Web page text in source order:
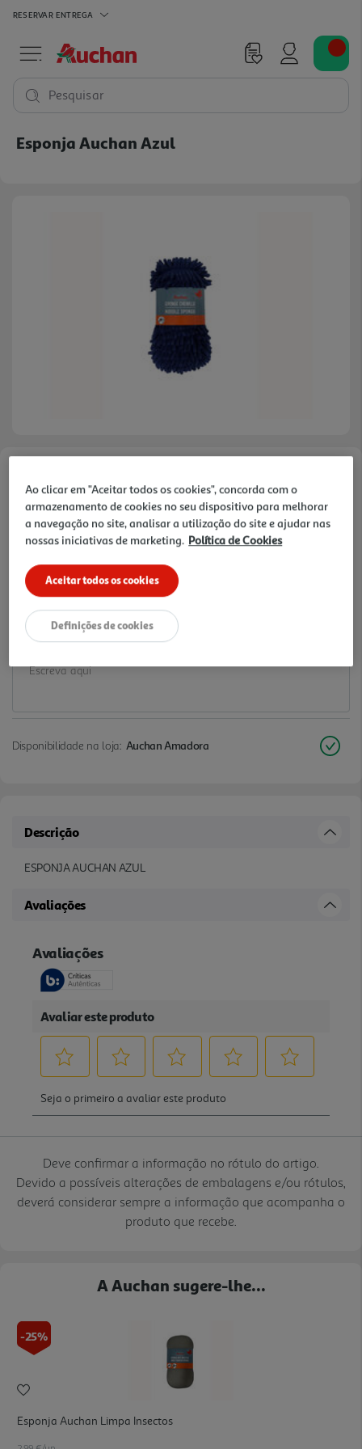
RESERVAR ENTREGA
Pesquisar
Esponja Auchan Azul
Ref. / EAN:3665257587277
6.49 €/un
6,49 €
Notas de preparação
Disponibilidade na loja: Auchan Amadora
Descrição
ESPONJA AUCHAN AZUL
Avaliações
Deve confirmar a informação no rótulo do artigo.
Devido a possíveis alterações de embalagens e/ou rótulos,
deverá considerar sempre a informação que acompanha o
produto que recebe.
A Auchan sugere-lhe...
-25%
Esponja Auchan Limpa Insectos
Ao clicar em "Aceitar todos os cookies", concorda com o
armazenamento de cookies no seu dispositivo para melhorar
a navegação no site, analisar a utilização do site e ajudar nas
nossas iniciativas de marketing. Política de Cookies
Aceitar todos os cookies
Definições de cookies